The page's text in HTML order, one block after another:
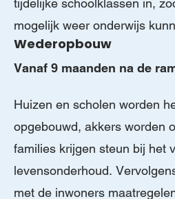
tijdelijke schoolklassen in,
mogelijk weer onderwijs
Wederopbouw
Vanaf 9 maanden na de
Huizen en scholen worden
opgebouwd, akkers worden
families krijgen steun bij het
levensonderhoud.
met de inwoners